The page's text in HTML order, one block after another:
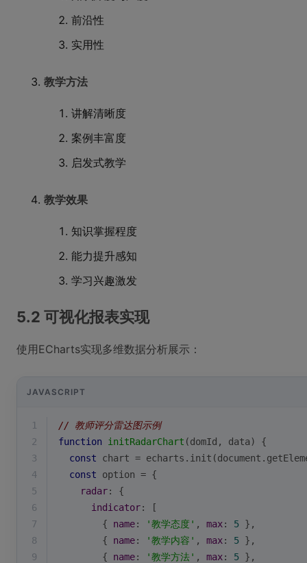
前沿性
实用性
教学方法
讲解清晰度
案例丰富度
启发式教学
教学效果
知识掌握程度
能力提升感知
学习兴趣激发
5.2 可视化报表实现
使用ECharts实现多维数据分析展示：
JAVASCRIPT
1
// 教师评分雷达图示例
2
function initRadarChart (domId, data) {
3
const chart = echarts.init(document
4
const option = {
5
radar: {
6
indicator: [
7
        {
name: '教学态度' , max: 5 },
8
        {
name: '教学内容' , max: 5 },
9
        {
name: '教学方法' , max: 5 },